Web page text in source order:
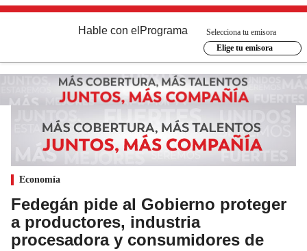
Hable con el Programa
Selecciona tu emisora
Elige tu emisora
Economía
Fedegán pide al Gobierno proteger
a productores, industria
procesadora y consumidores de